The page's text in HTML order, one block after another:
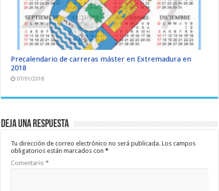
Precalendario de carreras máster en Extremadura en
2018
07/01/2018
Deja una respuesta
Tu dirección de correo electrónico no será publicada. Los campos
obligatorios están marcados con*
Comentario*